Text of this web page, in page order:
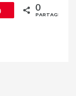
Épingle 0
PARTAGES